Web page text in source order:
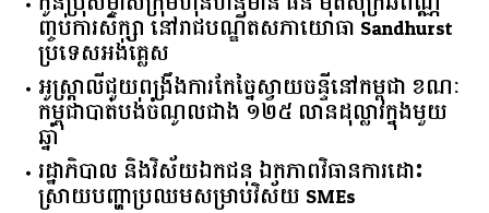
កូនប្រុសម្ចាស់ក្រុមហ៊ុនហនុមាន ផន មុតសុក្រឆពណ្ណ
ញ្ចប់ការសិក្សា នៅរាជបណ្ឌិតសភាយោធា Sandhurst
ប្រទេសអង់គ្លេស
អូស្ត្រាលី​ជួយ​ពង្រឹង​ការ​កែច្នៃ​ស្វាយចន្ទី​នៅ​កម្ពុជា​ ​ខណៈ​
កម្ពុជា​បាត់បង់​ចំណូល​ជាង​ ​១២៥​ ​លាន​ដុល្លារ​ក្នុង​មួយ​
ឆ្នាំ​
រដ្ឋាភិបាល​ ​និង​វិស័យ​ឯកជន ​ឯកភាព​វិធានការ​ដោះ
ស្រាយ​បញ្ហា​ប្រឈម​​សម្រាប់​វិស័យ​ ​SMEs​